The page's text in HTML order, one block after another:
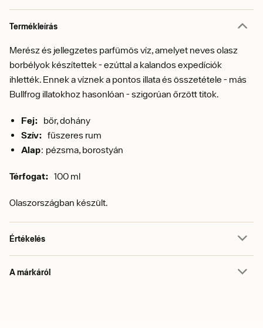
Termékleírás
Merész és jellegzetes parfümös víz, amelyet neves olasz
borbélyok készítettek - ezúttal a kalandos expedíciók
ihlették. Ennek a víznek a pontos illata és összetétele - más
Bullfrog illatokhoz hasonlóan - szigorúan őrzött titok.
Fej: bőr, dohány
Szív: fűszeres rum
Alap: pézsma, borostyán
Térfogat: 100 ml
Olaszországban készült.
Értékelés
A márkáról